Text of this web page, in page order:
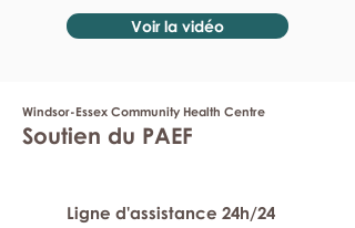
Voir la vidéo
Windsor-Essex Community Health Centre
Soutien du PAEF
Ligne d'assistance 24h/24